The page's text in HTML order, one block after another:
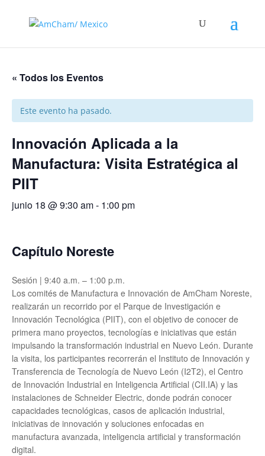
« Todos los Eventos
Este evento ha pasado.
Innovación Aplicada a la
Manufactura: Visita Estratégica al
PIIT
junio 18 @ 9:30 am- 1:00 pm
Capítulo Noreste
Sesión | 9:40 a.m. – 1:00 p.m.
Los comités de Manufactura e Innovación de AmCham Noreste,
realizarán un recorrido por el Parque de Investigación e
Innovación Tecnológica (PIIT), con el objetivo de conocer de
primera mano proyectos, tecnologías e iniciativas que están
impulsando la transformación industrial en Nuevo León. Durante
la visita, los participantes recorrerán el Instituto de Innovación y
Transferencia de Tecnología de Nuevo León (I2T2), el Centro
de Innovación Industrial en Inteligencia Artificial (CII.IA) y las
instalaciones de Schneider Electric, donde podrán conocer
capacidades tecnológicas, casos de aplicación industrial,
iniciativas de innovación y soluciones enfocadas en
manufactura avanzada, inteligencia artificial y transformación
digital.